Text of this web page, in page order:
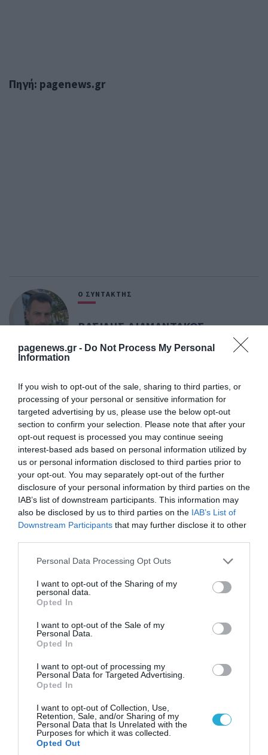
pagenews.gr - Do Not Process My Personal
Information
If you wish to opt-out of the sale, sharing to third parties, or
processing of your personal or sensitive information for
targeted advertising by us, please use the below opt-out
section to confirm your selection. Please note that after your
opt-out request is processed you may continue seeing
interest-based ads based on personal information utilized by
us or personal information disclosed to third parties prior to
your opt-out. You may separately opt-out of the further
disclosure of your personal information by third parties on the
IAB’s list of downstream participants. This information may
also be disclosed by us to third parties on the IAB’s List of
Downstream Participants that may further disclose it to other
Please note that this website/app uses one or more Google
not limited to your visit or usage behaviour. You may click to
grant or deny consent to Google and its third-party tags to
use your data for below specified purposes in below Google
consent section.
Personal Data Processing Opt Outs
I want to opt-out of the Sharing of my
personal data.
Opted In
I want to opt-out of the Sale of my
Personal Data.
Opted In
I want to opt-out of processing my
Personal Data for Targeted Advertising.
Opted In
I want to opt-out of Collection, Use,
Retention, Sale, and/or Sharing of my
Personal Data that Is Unrelated with the
Purposes for which it was collected.
Opted Out
Πηγή: pagenews.gr
Ο ΣΥΝΤΑΚΤΗΣ
ΒΑΣΙΛΗΣ ΔΙΑΜΑΝΤΑΚΟΣ
ΔΗΜΟΣΙΟΓΡΑΦΟΣ ΔΙΕΘΝΟΥΣ ΠΟΛΙΤΙΚΗΣ &
ΓΕΩΠΟΛΙΤΙΚΗΣ ΑΝΑΛΥΣΗΣ
γεωπολιτικές ανακατατάξεις, διπλωματικές
σχέσεις και ζητήματα διεθνούς ασφάλειας.
Διαθέτει περισσότερα από 20 χρόνια εμπειρίας
στο διεθνές πολιτικό και γεωπολιτικό ρεπορτάζ,
έχοντας παρακολουθήσει σημαντικά γεγονότα
που διαμόρφωσαν το παγκόσμιο πολιτικό
σκηνικό. Απόφοιτος του Τμήματος Διεθνών και
Ευρωπαϊκών Σπουδών, με μεταπτυχιακή
εξειδίκευση στις Διεθνείς Σχέσεις και τη
Γεωπολιτική.
Διαβάστε όλες τις τελευταίες Ειδήσεις
από την
Ελλάδα και τον Κόσμο
VOUCHER
ΝΤΑΝΤΑΔΕΣ ΤΗΣ ΓΕΙΤΟΝΙΑΣ VOUCHER
ΔΕΙΤΕ ΠΡΩΤΟΙΟΛΑ ΤΑ ΝΕΑ ΤΟΥ PAGENEWS ΣΤΟ
GOOGLE NEWS
Σχετικά άρθρα: